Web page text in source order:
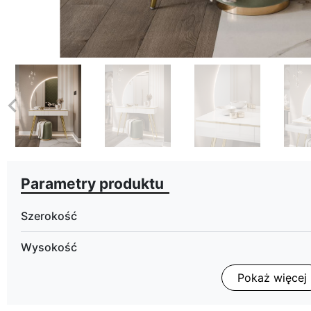
Poprzedni
Parametry produktu
Szerokość
Wysokość
Pokaż więcej